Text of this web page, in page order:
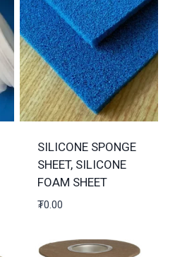
SILICONE SPONGE
SHEET, SILICONE
FOAM SHEET
₮0.00